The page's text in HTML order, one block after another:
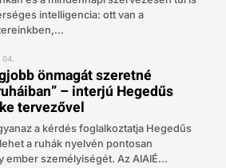
intelligencia: ott van a
önmagát szeretné
– interjú Hegedűs
tervezővel
a kérdés foglalkoztatja Hegedűs
a ruhák nyelvén pontosan
ember személyiségét. Az AIAIÉ...